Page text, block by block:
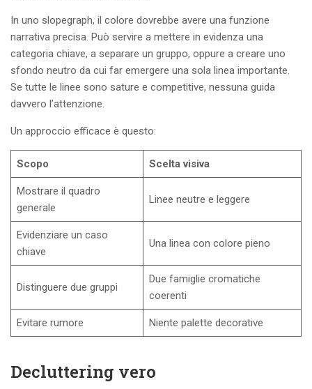
In uno slopegraph, il colore dovrebbe avere una funzione
narrativa precisa. Può servire a mettere in evidenza una
categoria chiave, a separare un gruppo, oppure a creare uno
sfondo neutro da cui far emergere una sola linea importante.
Se tutte le linee sono sature e competitive, nessuna guida
davvero l’attenzione.
Un approccio efficace è questo:
Scopo Scelta visiva
Mostrare il quadro
generale
Linee neutre e leggere
Evidenziare un caso
chiave
Una linea con colore pieno
Distinguere due gruppi
Due famiglie cromatiche
coerenti
Evitare rumore Niente palette decorative
Decluttering vero